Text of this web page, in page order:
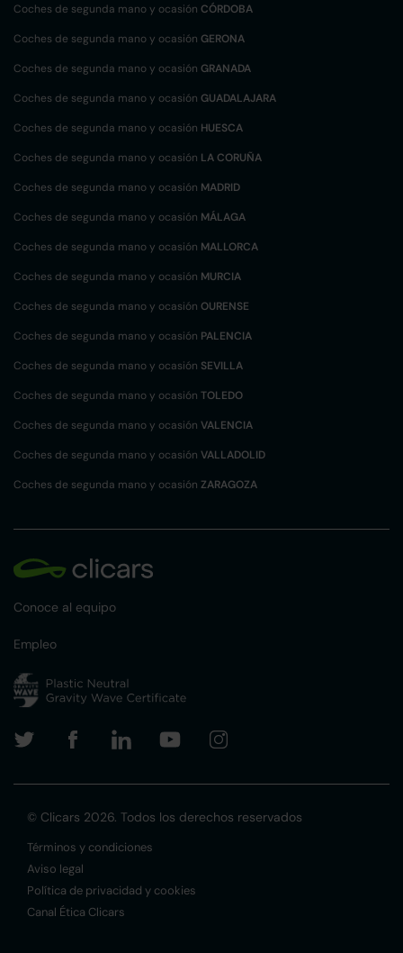
Coches de segunda mano y ocasión CÓRDOBA
Coches de segunda mano y ocasión GERONA
Coches de segunda mano y ocasión GRANADA
Coches de segunda mano y ocasión GUADALAJARA
Coches de segunda mano y ocasión HUESCA
Coches de segunda mano y ocasión LA CORUÑA
Coches de segunda mano y ocasión MADRID
Coches de segunda mano y ocasión MÁLAGA
Coches de segunda mano y ocasión MALLORCA
Coches de segunda mano y ocasión MURCIA
Coches de segunda mano y ocasión OURENSE
Coches de segunda mano y ocasión PALENCIA
Coches de segunda mano y ocasión SEVILLA
Coches de segunda mano y ocasión TOLEDO
Coches de segunda mano y ocasión VALENCIA
Coches de segunda mano y ocasión VALLADOLID
Coches de segunda mano y ocasión ZARAGOZA
Conoce al equipo
Empleo
© Clicars 2026. Todos los derechos reservados
Términos y condiciones
Aviso legal
Política de privacidad y cookies
Canal Ética Clicars